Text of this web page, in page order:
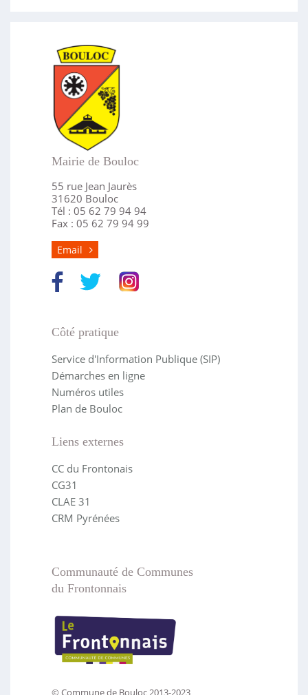
Mairie de Bouloc
55 rue Jean Jaurès
31620 Bouloc
Tél : 05 62 79 94 94
Fax : 05 62 79 94 99
Email
Côté pratique
Service d'Information Publique (SIP)
Démarches en ligne
Numéros utiles
Plan de Bouloc
Liens externes
CC du Frontonais
CG31
CLAE 31
CRM Pyrénées
Communauté de Communes
du Frontonnais
© Commune de Bouloc 2013-2023